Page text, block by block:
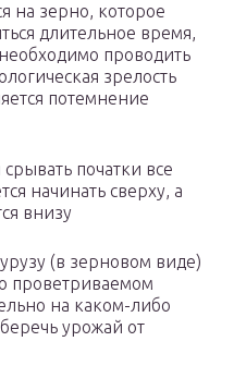
на зерно, которое
длительное время,
проводить
зрелость
потемнение
початки все
начинать сверху, а
внизу
(в зерновом виде)
проветриваемом
на каком-либо
урожай от